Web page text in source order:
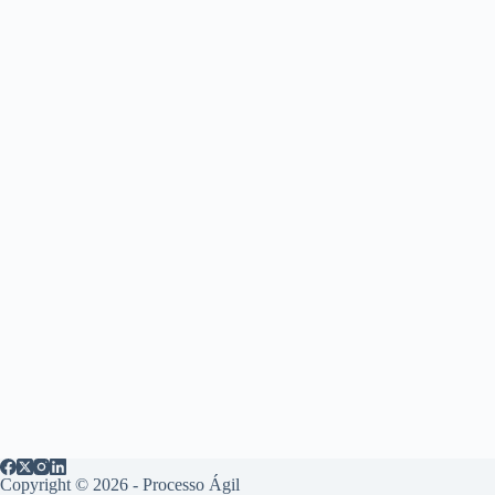
Copyright © 2026 - Processo Ágil